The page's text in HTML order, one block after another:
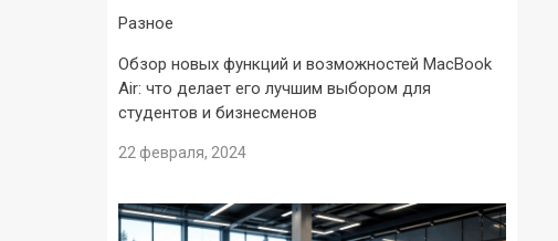
Разное
Обзор новых функций и возможностей MacBook
Air: что делает его лучшим выбором для
студентов и бизнесменов
22 февраля, 2024